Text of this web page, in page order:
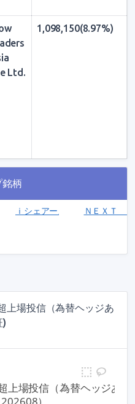
Ltd.
1,098,150(8.97%)
銘柄
国株 ＥＴＦ（為替ヘッジあり
Ｆ 日経平均レバレッジ・イン
ｉシェアーズ ＪＰＸ日経４
ＮＥＸＴ Ｆ
０（ネットリターン）ＥＴＮ
上場投信（為替ヘッジあ
)
上場投信（為替ヘッジあり